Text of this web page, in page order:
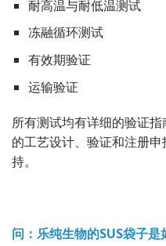
耐高温与耐低温测试
冻融循环测试
有效期验证
运输验证
所有测试均有详细的验证
的工艺设计、验证和注册
持。
问：乐纯生物的SUS袋子是